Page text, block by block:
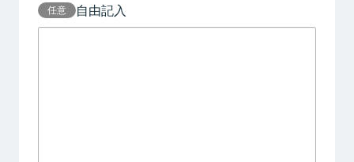
任意 自由記入